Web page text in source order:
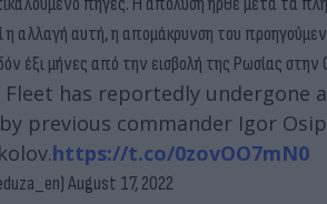
η αλλαγή αυτή, η απομάκρυνση του
έξι μήνες από την εισβολή της Ρωσίας
Fleet has reportedly
previous commander Igor
https://t.co/0zovOO7mN0
August 17, 2022